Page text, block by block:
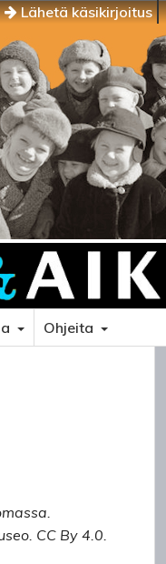
Lähetä käsikirjoitus
Ohjeita
CC By 4.0.